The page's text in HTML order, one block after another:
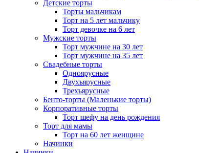
Детские торты
Торты мальчикам
Торт на 5 лет мальчику
Торт девочке на 6 лет
Мужские торты
Торт мужчине на 30 лет
Торт мужчине на 35 лет
Свадебные торты
Одноярусные
Двухъярусные
Трехъярусные
Бенто-торты (Маленькие торты)
Корпоративные торты
Торт шефу на день рождения
Торт для мамы
Торт на 60 лет женщине
Начинки